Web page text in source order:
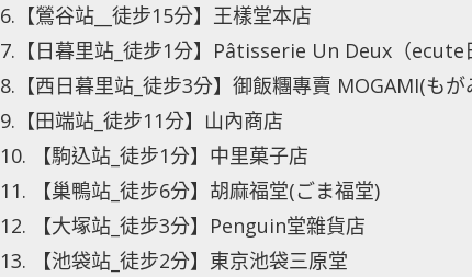
6.【鶯谷站__徒步15分】王樣堂本店
7.【日暮里站_徒步1分】Pâtisserie Un Deux（ecute
8.【西日暮里站_徒步3分】御飯糰專賣 MOGAMI(もが
9.【田端站_徒步11分】山內商店
10. 【駒込站_徒步1分】中里菓子店
11. 【巢鴨站_徒步6分】胡麻福堂(ごま福堂)
12. 【大塚站_徒步3分】Penguin堂雜貨店
13. 【池袋站_徒步2分】東京池袋三原堂